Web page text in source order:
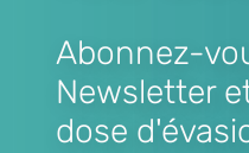
Abonnez-
Newsletter
dose